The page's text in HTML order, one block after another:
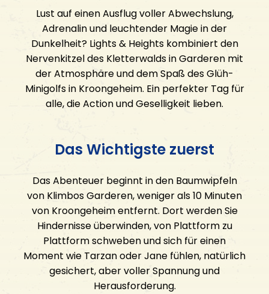
Bogenschießen & Luftgewehrschießen
Ausflug der Freunde
Betriebsausflug
KONTAKT
Kontakt aufnehmen
Offene Stellen
Lust auf einen Ausflug voller Abwechslung,
Adrenalin und leuchtender Magie in der
Dunkelheit? Lights & Heights kombiniert den
Nervenkitzel des Kletterwalds in Garderen mit
der Atmosphäre und dem Spaß des Glüh-
Minigolfs in Kroongeheim. Ein perfekter Tag für
alle, die Action und Geselligkeit lieben.
Das Wichtigste zuerst
Das Abenteuer beginnt in den Baumwipfeln
von Klimbos Garderen, weniger als 10 Minuten
von Kroongeheim entfernt. Dort werden Sie
Hindernisse überwinden, von Plattform zu
Plattform schweben und sich für einen
Moment wie Tarzan oder Jane fühlen, natürlich
gesichert, aber voller Spannung und
Herausforderung.